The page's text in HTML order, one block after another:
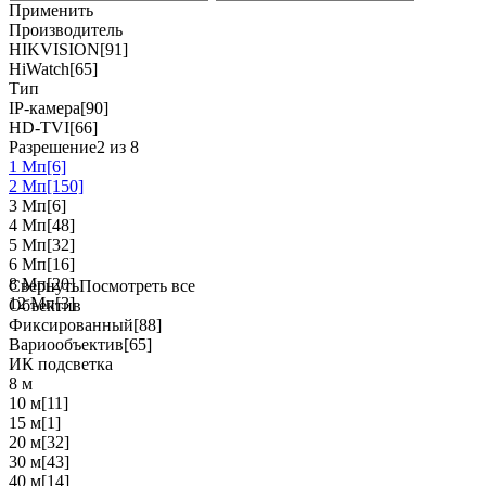
Применить
Производитель
HIKVISION[91]
HiWatch[65]
Тип
IP-камера[90]
HD-TVI[66]
Разрешение2 из 8
1 Мп[6]
2 Мп[150]
3 Мп[6]
4 Мп[48]
5 Мп[32]
6 Мп[16]
8 Мп[20]
12 Мп[3]
СвернутьПосмотреть все
Объектив
Фиксированный[88]
Вариообъектив[65]
ИК подсветка
8 м
10 м[11]
15 м[1]
20 м[32]
30 м[43]
40 м[14]